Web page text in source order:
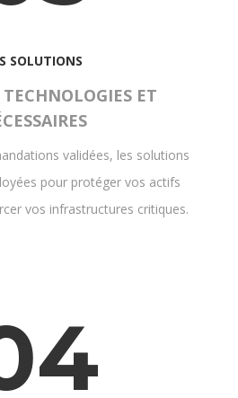
SOLUTIONS
ET
validées, les solutions
pour protéger vos actifs
vos infrastructures critiques.